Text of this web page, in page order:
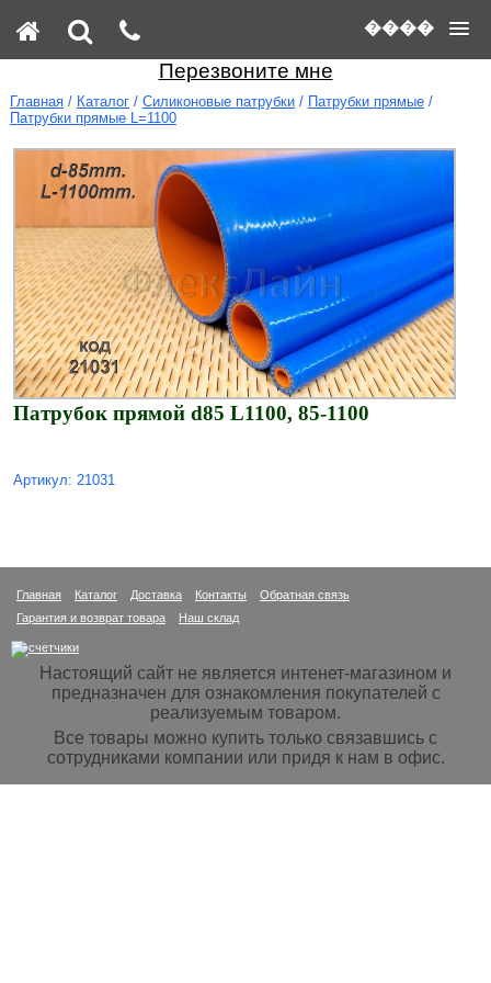
����
Перезвоните мне
Главная/ Каталог/ Силиконовые патрубки/ Патрубки прямые/
Патрубки прямые L=1100
Патрубок прямой d85 L1100, 85-1100
Артикул: 21031
Главная Каталог Доставка Контакты
Обратная связь
Гарантия и возврат товара
Наш склад
Настоящий сайт не является интенет-магазином и
предназначен для ознакомления покупателей с
реализуемым товаром.
Все товары можно купить только связавшись с
сотрудниками компании или придя к нам в офис.